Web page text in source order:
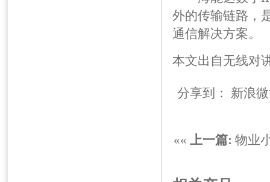
外的传输链路，
通信解决方案。
本文出自无线对
分享到： 新浪
«« 上一篇: 物业